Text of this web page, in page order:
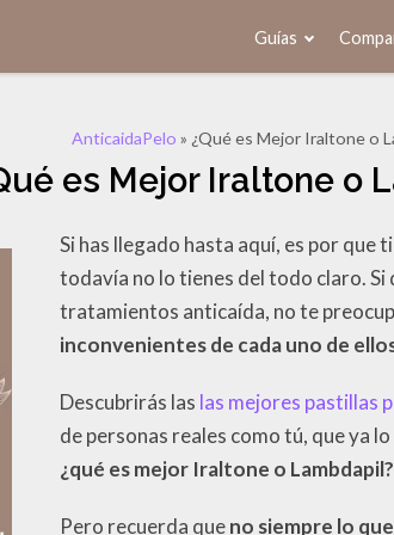
Guías
AnticaidaPelo » ¿Qué es Mejor Iraltone o
es Mejor Iraltone o
Si has llegado hasta aquí, es por que
todavía no lo tienes del todo claro.
tratamientos anticaída, no te
inconvenientes de cada uno de
Descubrirás las las mejores pastillas
de personas reales como tú, que ya
¿qué es mejor Iraltone o Lambdapil?
Pero recuerda queno siempre lo